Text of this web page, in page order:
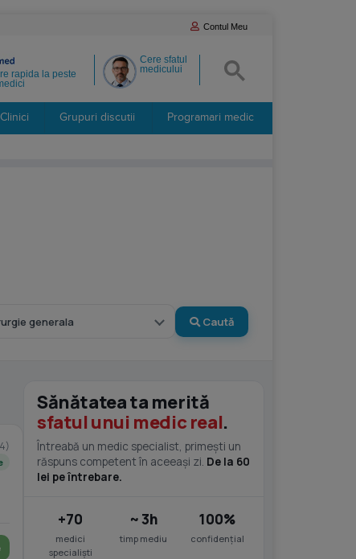
Contul Meu
Cere sfatul
medicului
rapida la peste
Clinici Grupuri discutii Programari medic
Caută
Sănătatea ta merită
sfatul unui medic real.
Întreabă un medic specialist, primești un
răspuns competent în aceeași zi. De la 60
lei pe întrebare.
+70
medici
specialiști
~ 3h
timp mediu
100%
confidențial